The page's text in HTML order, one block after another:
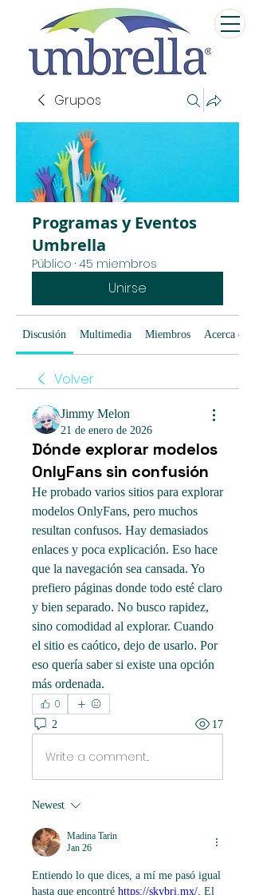
Grupos
Programas y Eventos
Umbrella
Público · 45 miembros
Unirse
Discusión Multimedia Miembros Acerca de
Volver
Jimmy Melon
21 de enero de 2026
Dónde explorar modelos
OnlyFans sin confusión
He probado varios sitios para explorar
modelos OnlyFans, pero muchos
resultan confusos. Hay demasiados
enlaces y poca explicación. Eso hace
que la navegación sea cansada. Yo
prefiero páginas donde todo esté claro
y bien separado. No busco rapidez,
sino comodidad al explorar. Cuando
el sitio es caótico, dejo de usarlo. Por
eso quería saber si existe una opción
más ordenada.
0
2 17
Write a comment...
Newest
Madina Tarin
Jan 26
Entiendo lo que dices, a mí me pasó igual
hasta que encontré https://skybri.mx/. El